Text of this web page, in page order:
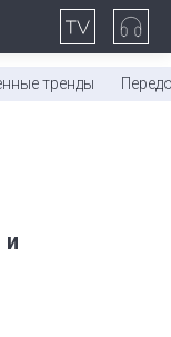
тренды
и